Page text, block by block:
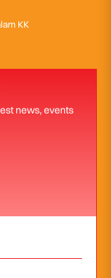
KK
news, events